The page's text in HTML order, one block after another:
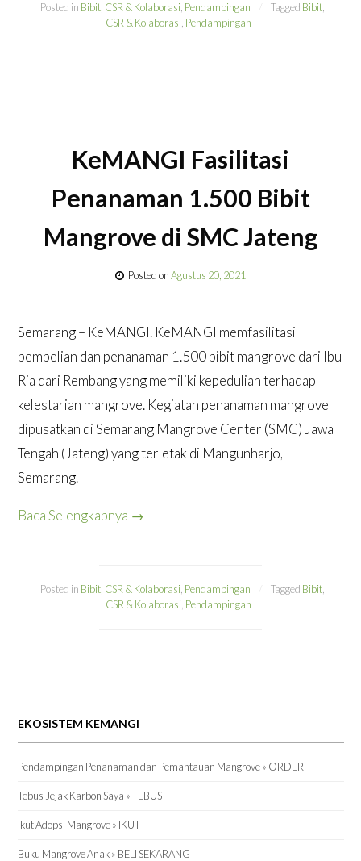
Posted in Bibit, CSR & Kolaborasi, Pendampingan Tagged Bibit,
CSR & Kolaborasi, Pendampingan
KeMANGI Fasilitasi
Penanaman 1.500 Bibit
Mangrove di SMC Jateng
Posted onAgustus 20, 2021
Semarang – KeMANGI. KeMANGI memfasilitasi
pembelian dan penanaman 1.500 bibit mangrove dari Ibu
Ria dari Rembang yang memiliki kepedulian terhadap
kelestarian mangrove. Kegiatan penanaman mangrove
dipusatkan di Semarang Mangrove Center (SMC) Jawa
Tengah (Jateng) yang terletak di Mangunharjo,
Semarang.
Baca Selengkapnya →
Posted in Bibit CSR & Kolaborasi Pendampingan Tagged Bibit
CSR & Kolaborasi Pendampingan
EKOSISTEM KEMANGI
Pendampingan Penanaman dan Pemantauan Mangrove » ORDER
Tebus Jejak Karbon Saya » TEBUS
Ikut Adopsi Mangrove » IKUT
Buku Mangrove Anak » BELI SEKARANG